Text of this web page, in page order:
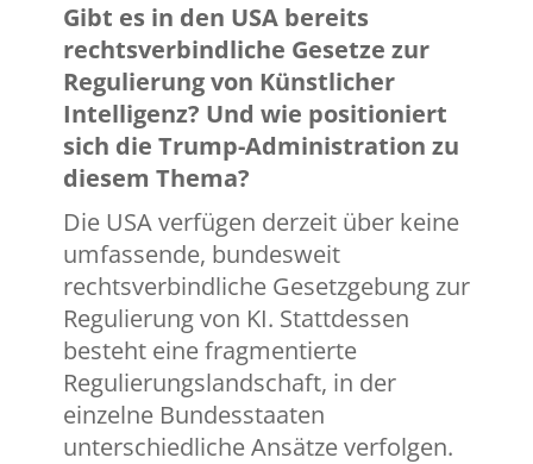
Gibt es in den USA bereits
rechtsverbindliche Gesetze zur
Regulierung von Künstlicher
Intelligenz? Und wie positioniert
sich die Trump-Administration zu
diesem Thema?
Die USA verfügen derzeit über keine
umfassende, bundesweit
rechtsverbindliche Gesetzgebung zur
Regulierung von KI. Stattdessen
besteht eine fragmentierte
Regulierungslandschaft, in der
einzelne Bundesstaaten
unterschiedliche Ansätze verfolgen.